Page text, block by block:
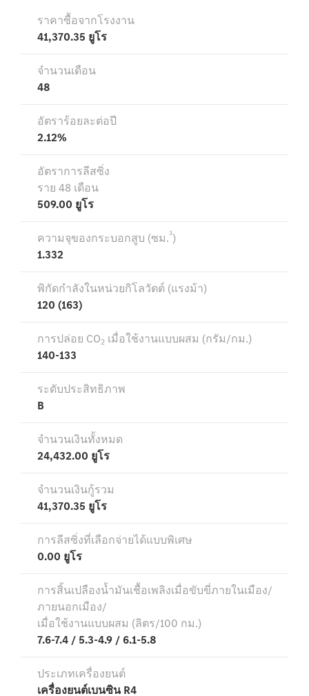
รถยนต์ทุก
รุ่น
ทางการเงิน
ซื้อรถมือ
สอง
รถยนต์มือ
สองสภาพดี
Mercedes
me Store
การจองการ
การบริการ
นัดหมาย
ขับ
ออกแบบ
คุณ
การบริการ
หลังการขาย
และอะไหล่